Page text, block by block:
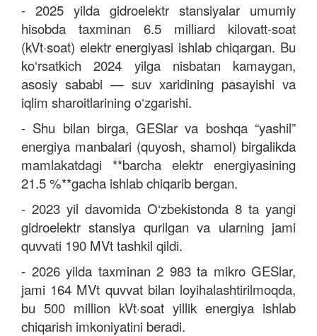
- 2025 yilda gidroelektr stansiyalar umumiy
hisobda taxminan 6.5 milliard kilovatt-soat
(kVt·soat) elektr energiyasi ishlab chiqargan. Bu
ko‘rsatkich 2024 yilga nisbatan kamaygan,
asosiy sababi — suv xaridining pasayishi va
iqlim sharoitlarining o‘zgarishi.
- Shu bilan birga, GESlar va boshqa “yashil”
energiya manbalari (quyosh, shamol) birgalikda
mamlakatdagi **barcha elektr energiyasining
21.5 %**gacha ishlab chiqarib bergan.
- 2023 yil davomida O‘zbekistonda 8 ta yangi
gidroelektr stansiya qurilgan va ularning jami
quvvati 190 MVt tashkil qildi.
- 2026 yilda taxminan 2 983 ta mikro GESlar,
jami 164 MVt quvvat bilan loyihalashtirilmoqda,
bu 500 million kVt·soat yillik energiya ishlab
chiqarish imkoniyatini beradi.